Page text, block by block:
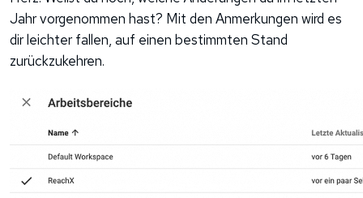
Jahr vorgenommen hast? Mit den Anmerkungen wird es
dir leichter fallen, auf einen bestimmten Stand
zurückzukehren.